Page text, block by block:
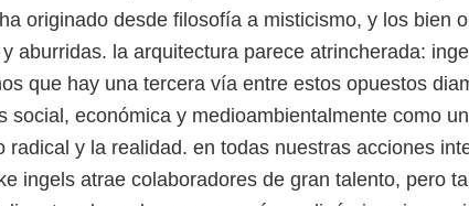
originado desde filosofía a misticismo, y los bien
aburridas. la arquitectura parece atrincherada:
que hay una tercera vía entre estos opuestos
social, económica y medioambientalmente como
y la realidad. en todas nuestras acciones
ingels atrae colaboradores de gran talento, pero